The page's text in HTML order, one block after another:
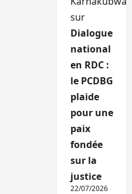
sur
Dialogue
national
en RDC :
le PCDBG
plaide
pour une
paix
fondée
sur la
justice
22/07/2026